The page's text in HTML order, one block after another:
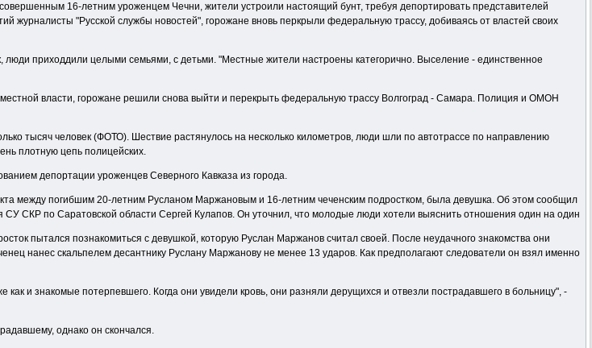
совершенным 16-летним уроженцем Чечни, жители устроили настоящий бунт, требуя депортировать представителей
журналисты "Русской службы новостей", горожане вновь перкрыли федеральную трассу, добиваясь от властей своих
приходдили целыми семьями, с детьми. "Местные жители настроены категорично. Выселение - единственное
власти, горожане решили снова выйти и перекрыть федеральную трассу Волгоград - Самара. Полиция и ОМОН
тысяч человек (ФОТО). Шествие растянулось на несколько километров, люди шли по автотрассе по направлению
плотную цепь полицейских.
депортации уроженцев Северного Кавказа из города.
между погибшим 20-летним Русланом Маржановым и 16-летним чеченским подростком, была девушка. Об этом сообщил
СКР по Саратовской области Сергей Кулапов. Он уточнил, что молодые люди хотели выяснить отношения один на один
пытался познакомиться с девушкой, которую Руслан Маржанов считал своей. После неудачного знакомства они
нанес скальпелем десантнику Руслану Маржанову не менее 13 ударов. Как предполагают следователи он взял именно
и знакомые потерпевшего. Когда они увидели кровь, они разняли дерущихся и отвезли пострадавшего в больницу", -
однако он скончался.